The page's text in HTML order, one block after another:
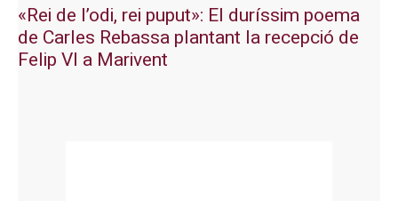
«Rei de l’odi, rei puput»: El duríssim poema
de Carles Rebassa plantant la recepció de
Felip VI a Marivent